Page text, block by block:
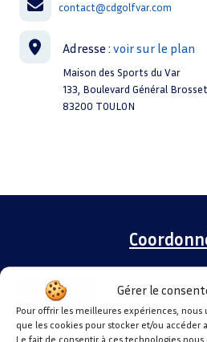
Gérer le
Pour offrir les meilleures expériences,
que les cookies pour stocker et/ou accéder
Le fait de consentir à ces technologies
contact@cdgolfvar.com
Maison des Sports du Var
133, Boulevard Général Brosset
83200 TOULON
Maison des
Immeuble Le